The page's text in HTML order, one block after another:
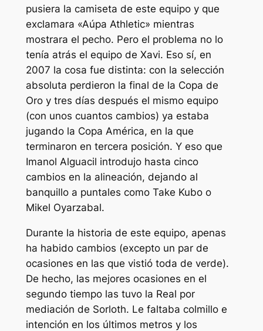
pusiera la camiseta de este equipo y que
exclamara «Aúpa Athletic» mientras
mostrara el pecho. Pero el problema no lo
tenía atrás el equipo de Xavi. Eso sí, en
2007 la cosa fue distinta: con la selección
absoluta perdieron la final de la Copa de
Oro y tres días después el mismo equipo
(con unos cuantos cambios) ya estaba
jugando la Copa América, en la que
terminaron en tercera posición. Y eso que
Imanol Alguacil introdujo hasta cinco
cambios en la alineación, dejando al
banquillo a puntales como Take Kubo o
Mikel Oyarzabal.
Durante la historia de este equipo, apenas
ha habido cambios (excepto un par de
ocasiones en las que vistió toda de verde).
De hecho, las mejores ocasiones en el
segundo tiempo las tuvo la Real por
mediación de Sorloth. Le faltaba colmillo e
intención en los últimos metros y los